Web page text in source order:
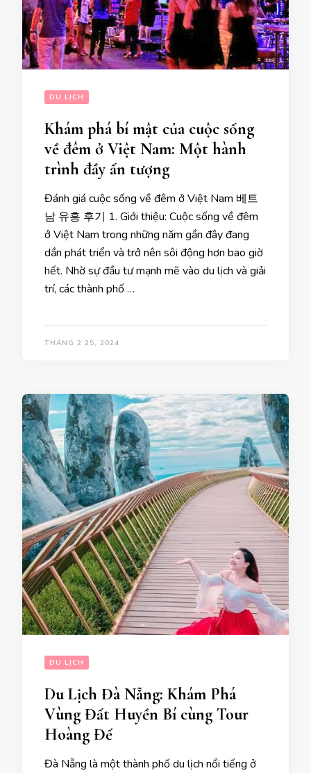
DU LỊCH
Khám phá bí mật của cuộc sống
về đêm ở Việt Nam: Một hành
trình đầy ấn tượng
Đánh giá cuộc sống về đêm ở Việt Nam 베트
남 유흥 후기 1. Giới thiệu: Cuộc sống về đêm
ở Việt Nam trong những năm gần đây đang
dần phát triển và trở nên sôi động hơn bao giờ
hết. Nhờ sự đầu tư mạnh mẽ vào du lịch và giải
trí, các thành phố …
THÁNG 2 25, 2024
DU LỊCH
Du Lịch Đà Nẵng: Khám Phá
Vùng Đất Huyền Bí cùng Tour
Hoàng Đế
Đà Nẵng là một thành phố du lịch nổi tiếng ở